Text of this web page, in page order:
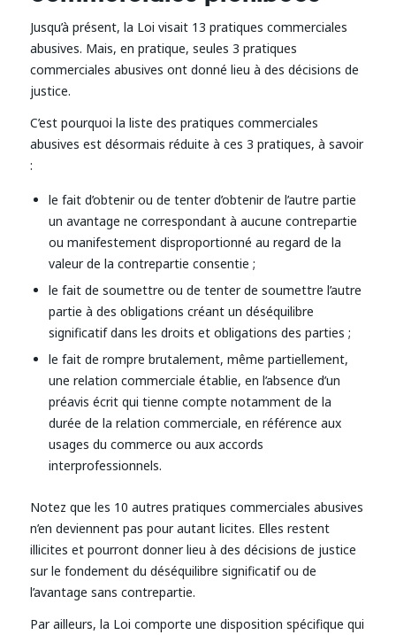
Jusqu’à présent, la Loi visait 13 pratiques commerciales
abusives. Mais, en pratique, seules 3 pratiques
commerciales abusives ont donné lieu à des décisions de
justice.
C’est pourquoi la liste des pratiques commerciales
abusives est désormais réduite à ces 3 pratiques, à savoir
:
le fait d’obtenir ou de tenter d’obtenir de l’autre partie
un avantage ne correspondant à aucune contrepartie
ou manifestement disproportionné au regard de la
valeur de la contrepartie consentie ;
le fait de soumettre ou de tenter de soumettre l’autre
partie à des obligations créant un déséquilibre
significatif dans les droits et obligations des parties ;
le fait de rompre brutalement, même partiellement,
une relation commerciale établie, en l’absence d’un
préavis écrit qui tienne compte notamment de la
durée de la relation commerciale, en référence aux
usages du commerce ou aux accords
interprofessionnels.
Notez que les 10 autres pratiques commerciales abusives
n’en deviennent pas pour autant licites. Elles restent
illicites et pourront donner lieu à des décisions de justice
sur le fondement du déséquilibre significatif ou de
l’avantage sans contrepartie.
Par ailleurs, la Loi comporte une disposition spécifique qui